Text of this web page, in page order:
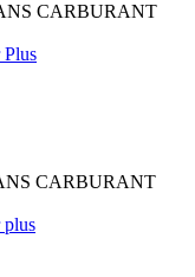
CARBURANT
Plus
CARBURANT
plus